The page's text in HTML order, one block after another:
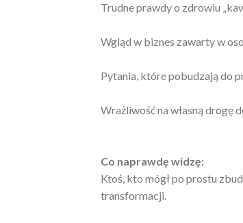
Trudne prawdy o zdrowiu
Wgląd w biznes zawarty w
Pytania, które pobudzają do
Wrażliwość na własną drogę
Co naprawdę widzę:
Ktoś, kto mógł po prostu
transformacji.